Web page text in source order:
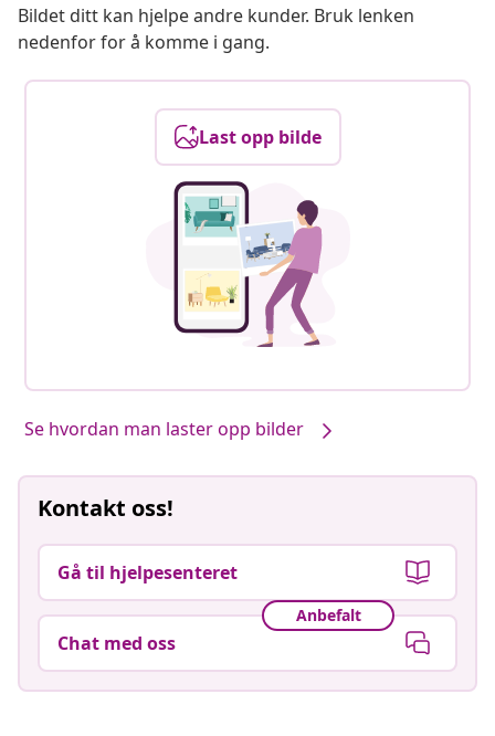
Bildet ditt kan hjelpe andre kunder. Bruk lenken
nedenfor for å komme i gang.
Last opp bilde
Se hvordan man laster opp bilder
Kontakt oss!
Gå til hjelpesenteret
Anbefalt
Chat med oss